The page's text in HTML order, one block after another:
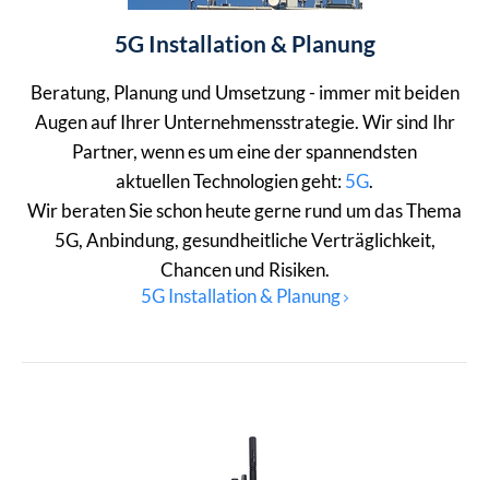
5G Installation & Planung
Beratung, Planung und Umsetzung - immer mit beiden
Augen auf Ihrer Unternehmensstrategie. Wir sind Ihr
Partner, wenn es um eine der spannendsten
aktuellen Technologien geht:5G.
Wir beraten Sie schon heute gerne rund um das Thema
5G, Anbindung, gesundheitliche Verträglichkeit,
Chancen und Risiken.
5G Installation & Planung